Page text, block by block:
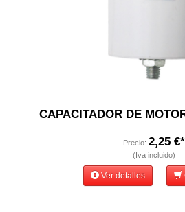
CAPACITADOR DE
Precio: 2,25 €*
(Iva incluido)
Ver detalles